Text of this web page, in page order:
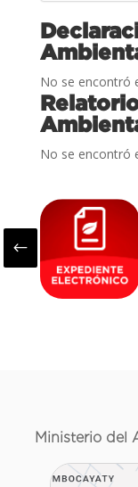
No se encontró
No se encontró
#
Ministerio del